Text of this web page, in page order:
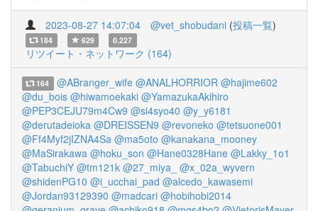
2023-08-27 14:07:04 @vet_shobudani (投稿一覧)
184 629 0.227
リツイート・ネットワーク (164)
164 @ABranger_wife @ANALHORRIOR @hajime602
@du_bois @hiwamoekaki @YamazukaAkihiro
@PEP3CEJU79m4Cw9 @si4syo40 @y_y6181
@derutadeioka @DREISSEN9 @revoneko @tetsuone001
@Ff4Myf2jIZNA4Sa @ma5oto @kanakana_mooney
@MaSirakawa @hoku_son @Hane0328Hane @Lakky_1o1
@TabuchiY @tm121k @27_miya_ @x_02a_wyvern
@shidenPG10 @i_ucchai_pad @alcedo_kawasemi
@Jordan93129390 @madcari @hobihobi2014